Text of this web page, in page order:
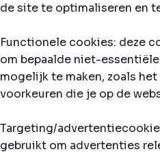
de site te optimaliseren en
Functionele cookies: deze
om bepaalde niet-
mogelijk te maken, zoals
voorkeuren die je op de
Targeting/
gebruikt om advertenties